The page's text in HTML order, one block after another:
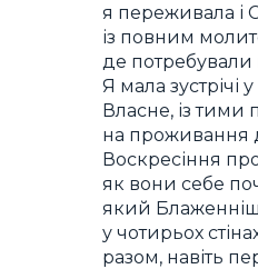
я переживала і
із повним
де потребували
Я мала зустрічі
Власне, із
на проживання
Воскресіння
як вони себе
який
у чотирьох
разом, навіть